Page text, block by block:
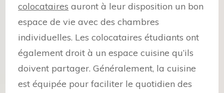
colocataires auront à leur disposition un bon
espace de vie avec des chambres
individuelles. Les colocataires étudiants ont
également droit à un espace cuisine qu’ils
doivent partager. Généralement, la cuisine
est équipée pour faciliter le quotidien des